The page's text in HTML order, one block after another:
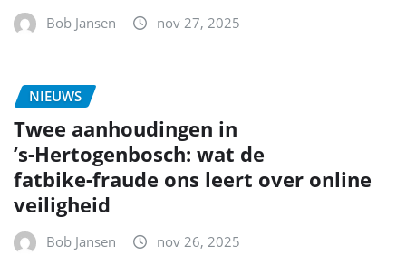
Bob Jansen nov 27, 2025
NIEUWS
Twee aanhoudingen in
’s‑Hertogenbosch: wat de
fatbike‑fraude ons leert over online
veiligheid
Bob Jansen nov 26, 2025